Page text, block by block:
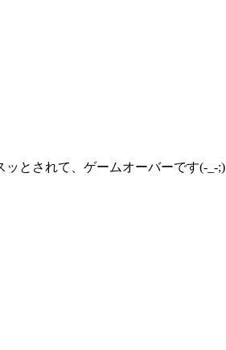
とされて、ゲームオーバーです(-_-;)